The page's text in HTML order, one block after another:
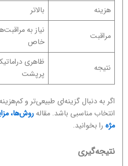
هزینه بالاتر
مراقبت
نیاز به
خاص
نتیجه
ظاهری
پرپشت
اگر به دنبال گزینه‌ای طبیعی‌تر و
انتخاب مناسبی باشد. مقاله روش‌ها،
مژه را بخوانید.
نتیجه‌گیری